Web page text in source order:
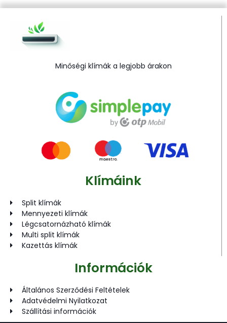
Minőségi klímák a legjobb árakon
Klímáink
Split klímák
Mennyezeti klímák
Légcsatornázható klímák
Multi split klímák
Kazettás klímák
Információk
Általános Szerződési Feltételek
Adatvédelmi Nyilatkozat
Szállítási információk